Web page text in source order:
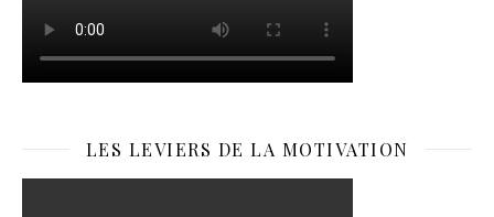
LES LEVIERS DE LA MOTIVATION